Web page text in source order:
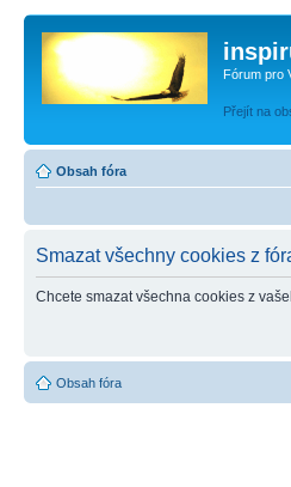
Fórum pro
Přejít na
Obsah fóra
Smazat všechny cookies z
Chcete smazat všechna cookies z
Obsah fóra